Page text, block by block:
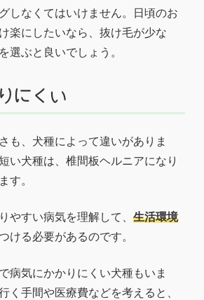
しなくてはいけません。日頃のお
楽にしたいなら、抜け毛が少な
選ぶと良いでしょう。
にくい
も、犬種によって違いがありま
い犬種は、椎間板ヘルニアになり
す。
やすい病気を理解して、 生活環境
ける必要があるのです。
病気にかかりにくい犬種もいま
く手間や医療費などを考えると、